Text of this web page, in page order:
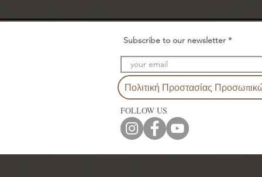
Subscribe to our newsletter
Πολιτική Προστασίας
FOLLOW US